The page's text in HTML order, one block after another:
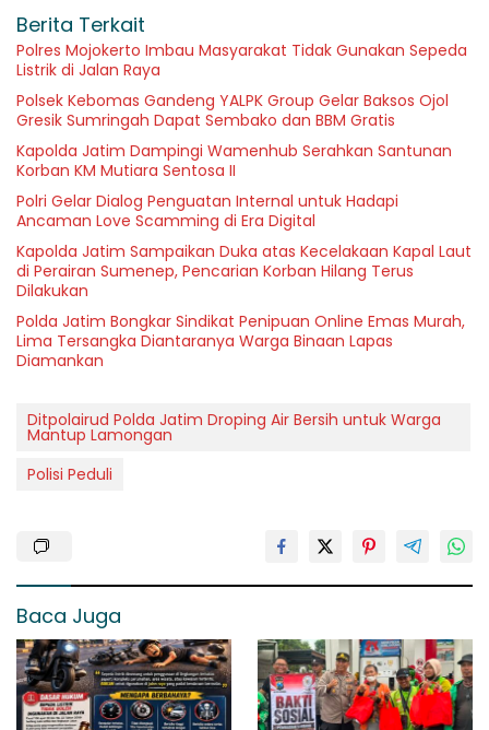
Berita Terkait
Polres Mojokerto Imbau Masyarakat Tidak Gunakan Sepeda
Listrik di Jalan Raya
Polsek Kebomas Gandeng YALPK Group Gelar Baksos Ojol
Gresik Sumringah Dapat Sembako dan BBM Gratis
Kapolda Jatim Dampingi Wamenhub Serahkan Santunan
Korban KM Mutiara Sentosa II
Polri Gelar Dialog Penguatan Internal untuk Hadapi
Ancaman Love Scamming di Era Digital
Kapolda Jatim Sampaikan Duka atas Kecelakaan Kapal Laut
di Perairan Sumenep, Pencarian Korban Hilang Terus
Dilakukan
Polda Jatim Bongkar Sindikat Penipuan Online Emas Murah,
Lima Tersangka Diantaranya Warga Binaan Lapas
Diamankan
Ditpolairud Polda Jatim Droping Air Bersih untuk Warga
Mantup Lamongan
Polisi Peduli
Baca Juga